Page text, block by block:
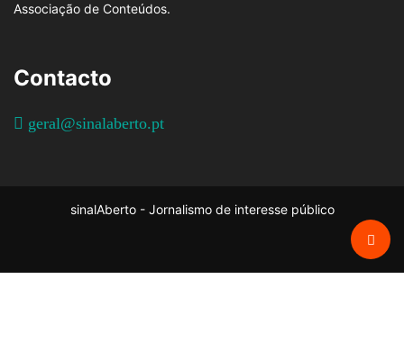
Associação de Conteúdos.
Contacto
geral@sinalaberto.pt
sinalAberto - Jornalismo de interesse público